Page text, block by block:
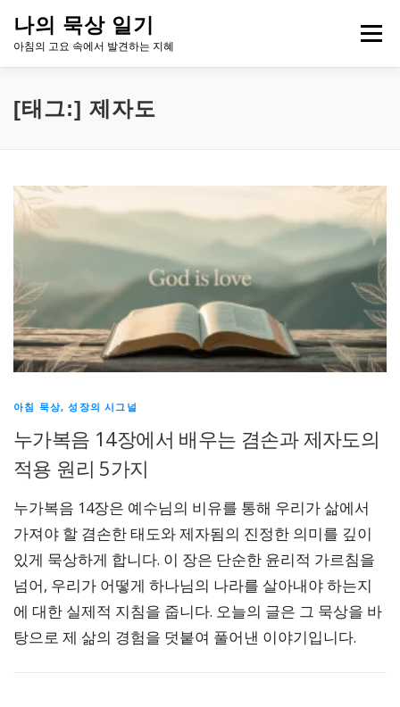
나의 묵상 일기
아침의 고요 속에서 발견하는 지혜
메뉴
HOME 아침 묵상, 성장의 시그널
[태그:] 제자도
아침 묵상, 성장의 시그널
누가복음 14장에서 배우는 겸손과 제자도의
적용 원리 5가지
누가복음 14장은 예수님의 비유를 통해 우리가 삶에서
가져야 할 겸손한 태도와 제자됨의 진정한 의미를 깊이
있게 묵상하게 합니다. 이 장은 단순한 윤리적 가르침을
넘어, 우리가 어떻게 하나님의 나라를 살아내야 하는지
에 대한 실제적 지침을 줍니다. 오늘의 글은 그 묵상을 바
탕으로 제 삶의 경험을 덧붙여 풀어낸 이야기입니다.